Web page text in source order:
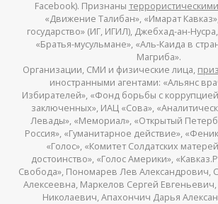
Facebook). Признаны террористическими
«Движение Талибан», «Имарат
государство» (ИГ, ИГИЛ), Джебхад-ан-
«Братья-мусульмане», «Аль-Каида в
Магриба».
Организации, СМИ и физические лица,
иностранными агентами: «Альянс
Избирателей», «Фонд борьбы с
заключенных», ИАЦ «Сова»,
Левады», «Мемориал», «Открытый
Россия», «Гуманитарное действие»,
«Голос», «Комитет Солдатских
достоинство», «Голос Америки»,
Свобода», Пономарев Лев Александрович,
Алексеевна, Маркелов Сергей
Николаевич, Апахончич Дарья